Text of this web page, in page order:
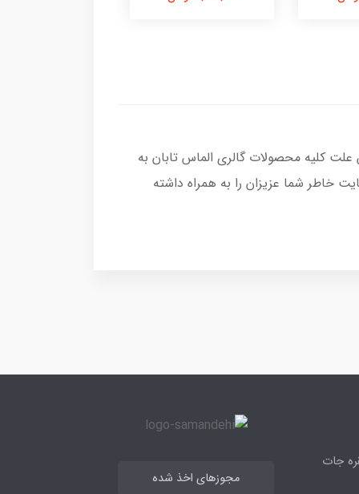
کلیه محصولات گالری الماس تابان به
خاطر شما عزیزان را به همراه داشته
جات
مجوزهای اخذ شده